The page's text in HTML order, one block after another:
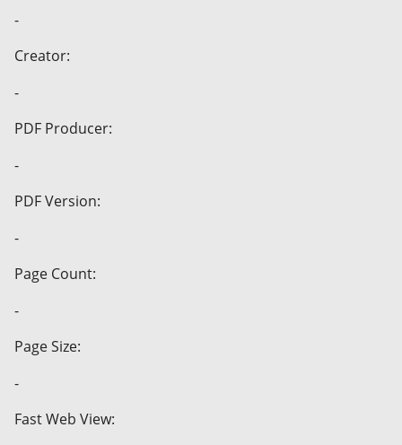
-
Creator:
-
PDF Producer:
-
PDF Version:
-
Page Count:
-
Page Size:
-
Fast Web View: